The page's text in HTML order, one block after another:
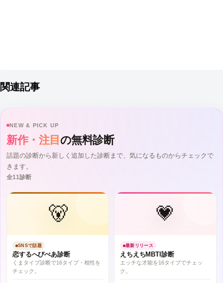
関連記事
NEW & PICK UP
新作・注目 の無料診断
話題の診断から新しく追加した診断まで、気になるものからチェックで
きます。
全11診断
🐻
SNSで話題
恋するへびべあ診断
くまタイプ診断で16タイプ・相性を
チェック。
💗
最新リリース
えちえちMBTI診断
エッチな才能を16タイプでチェッ
ク。